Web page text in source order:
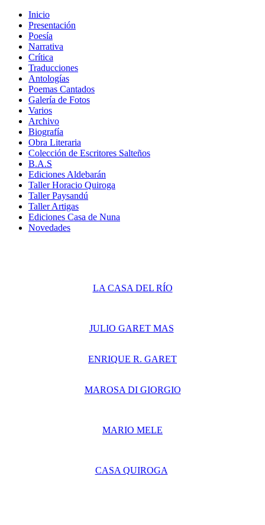
Inicio
Presentación
Poesía
Narrativa
Crítica
Traducciones
Antologías
Poemas Cantados
Galería de Fotos
Varios
Archivo
Biografía
Obra Literaria
Colección de Escritores Salteños
B.A.S
Ediciones Aldebarán
Taller Horacio Quiroga
Taller Paysandú
Taller Artigas
Ediciones Casa de Nuna
Novedades
LA CASA DEL RÍO
JULIO GARET MAS
ENRIQUE R. GARET
MAROSA DI GIORGIO
MARIO MELE
CASA QUIROGA